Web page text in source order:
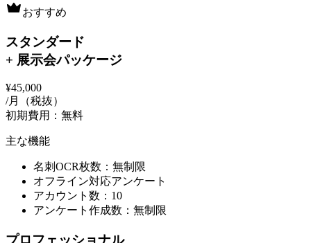
おすすめ
スタンダード
+ 展示会パッケージ
¥45,000
/月（税抜）
初期費用：無料
主な機能
名刺OCR枚数：無制限
オフライン対応アンケート
アカウント数：10
アンケート作成数：無制限
プロフェッショナル